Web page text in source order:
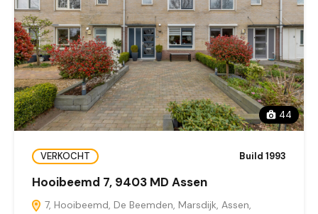
44
VERKOCHT Build 1993
Hooibeemd 7, 9403 MD Assen
7, Hooibeemd, De Beemden, Marsdijk, Assen,